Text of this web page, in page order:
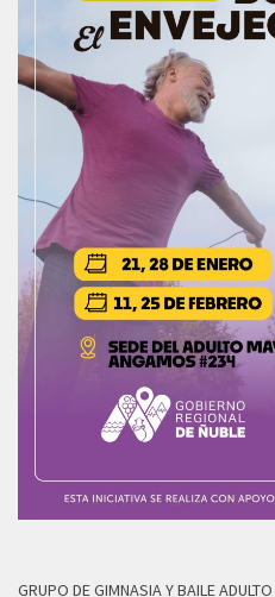
GRUPO DE GIMNASIA Y BAILE